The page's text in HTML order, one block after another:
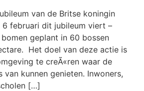
van de Britse koningin
6 februari dit jubileum viert –
geplant in 60 bossen
Het doel van deze actie is
te creÃ«ren waar de
van kunnen genieten. Inwoners,
[…]